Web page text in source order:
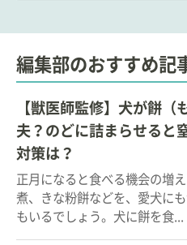
編集部のおすすめ記
【獣医師監修】犬が餅（
夫？のどに詰まらせると
対策は？
正月になると食べる機会の増
煮、きな粉餅などを、愛犬に
もいるでしょう。犬に餅を食...